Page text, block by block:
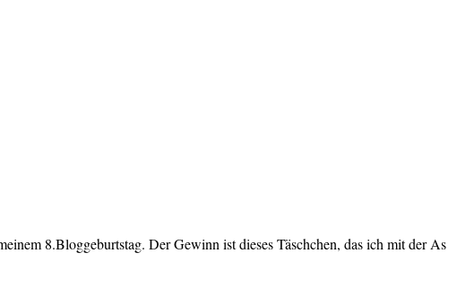
8.Bloggeburtstag. Der Gewinn ist dieses Täschchen, das ich mit der As